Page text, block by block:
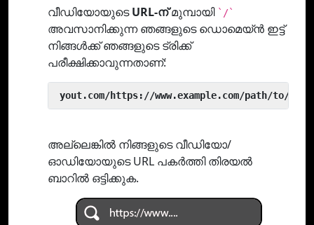
വീഡിയോയുടെURL-ന്മുമ്പായി `/`
അവസാനിക്കുന്ന ഞങ്ങളുടെ ഡൊമെയ്ൻ ഇട്ട്
നിങ്ങൾക്ക് ഞങ്ങളുടെ ട്രിക്ക്
പരീക്ഷിക്കാവുന്നതാണ്:
yout.com/https://www.example.com/path/to/
അല്ലെങ്കിൽ നിങ്ങളുടെ വീഡിയോ/
ഓഡിയോയുടെ URL പകർത്തി തിരയൽ
ബാറിൽ ഒട്ടിക്കുക.